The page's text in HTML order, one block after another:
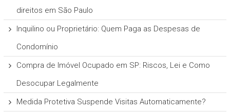
direitos em São Paulo
Inquilino ou Proprietário: Quem Paga as Despesas de
Condomínio
Compra de Imóvel Ocupado em SP: Riscos, Lei e Como
Desocupar Legalmente
Medida Protetiva Suspende Visitas Automaticamente?